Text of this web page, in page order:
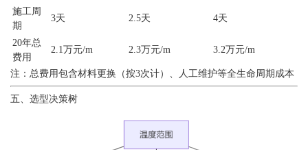
施工周
期
3天 2.5天 4天
20年总
费用
2.1万元/m 2.3万元/m 3.2万元/m
注：总费用包含材料更换（按3次计）、人工维护等全生命周期成本
五、选型决策树